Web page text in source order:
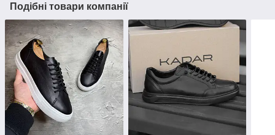
Подібні товари компанії